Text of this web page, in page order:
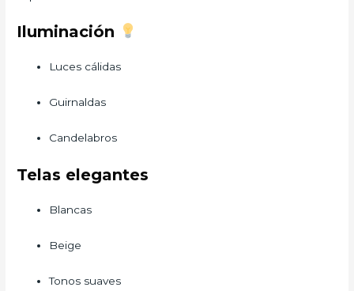
Iluminación
Luces cálidas
Guirnaldas
Candelabros
Telas elegantes
Blancas
Beige
Tonos suaves